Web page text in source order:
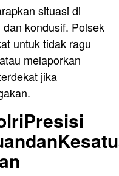
situasi di
kondusif. Polsek
untuk tidak ragu
melaporkan
jika